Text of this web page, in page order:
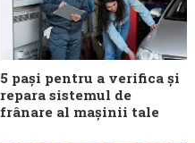
5 pași pentru a verifica și
repara sistemul de
frânare al mașinii tale